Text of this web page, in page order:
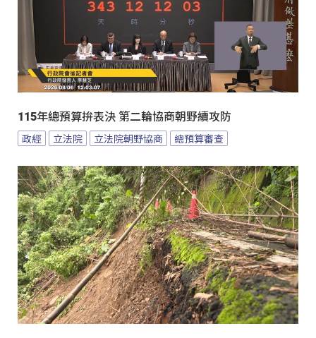
115年總預算拚表決 第二輪協商朝野續攻防
政經 立法院 立法院朝野協商 總預算審查